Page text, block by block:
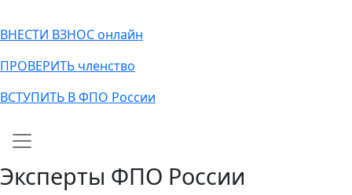
ВНЕСТИ ВЗНОС онлайн
ПРОВЕРИТЬ членство
ВСТУПИТЬ В ФПО России
Main navigation
Эксперты ФПО России